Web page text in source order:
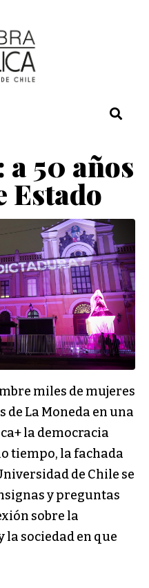
a 50 años
Estado
miles de mujeres
La Moneda en una
la democracia
tiempo, la fachada
de Chile se
y preguntas
sobre la
la sociedad en que